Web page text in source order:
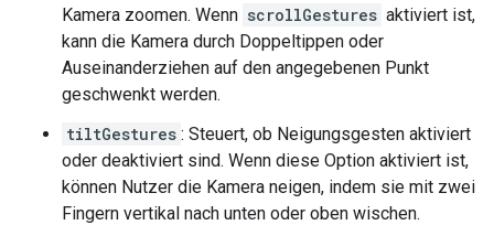
Kamera zoomen. Wenn scrollGestures aktiviert ist,
kann die Kamera durch Doppeltippen oder
Auseinanderziehen auf den angegebenen Punkt
geschwenkt werden.
tiltGestures : Steuert, ob Neigungsgesten aktiviert
oder deaktiviert sind. Wenn diese Option aktiviert ist,
können Nutzer die Kamera neigen, indem sie mit zwei
Fingern vertikal nach unten oder oben wischen.